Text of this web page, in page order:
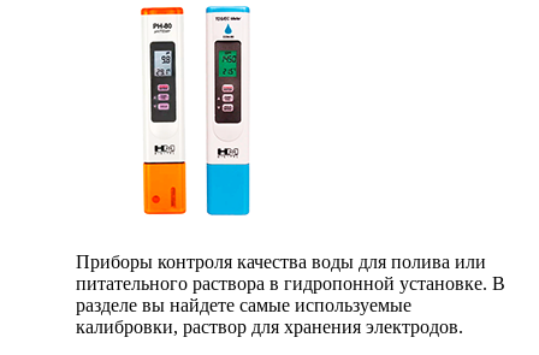
Приборы контроля качества воды для полива или
питательного раствора в гидропонной установке. В
разделе вы найдете самые используемые
калибровки, раствор для хранения электродов.